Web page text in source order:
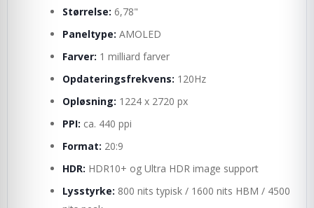
Størrelse: 6,78"
Paneltype: AMOLED
Farver: 1 milliard farver
Opdateringsfrekvens: 120Hz
Opløsning: 1224 x 2720 px
PPI: ca. 440 ppi
Format: 20:9
HDR: HDR10+ og Ultra HDR image support
Lysstyrke: 800 nits typisk / 1600 nits HBM / 4500